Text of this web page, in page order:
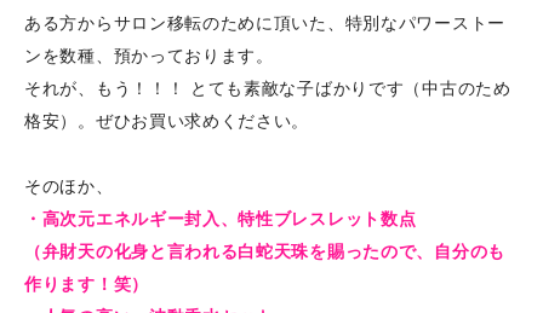
ある方からサロン移転のために頂いた、特別なパワーストー
ンを数種、預かっております。
それが、もう！！！ とても素敵な子ばかりです（中古のため
格安）。ぜひお買い求めください。
そのほか、
・高次元エネルギー封入、特性ブレスレット数点
（弁財天の化身と言われる白蛇天珠を賜ったので、自分のも
作ります！笑）